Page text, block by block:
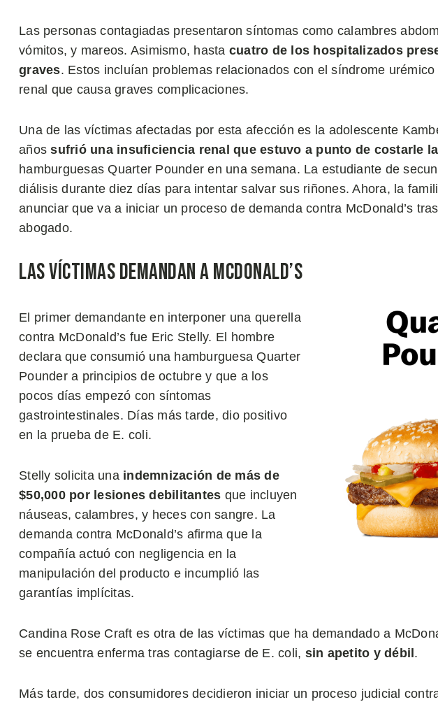
Las personas contagiadas presentaron síntomas como calambres
vómitos, y mareos. Asimismo, hasta cuatro de los hospitalizados
graves. Estos incluían problemas relacionados con el síndrome
renal que causa graves complicaciones.
Una de las víctimas afectadas por esta afección es la adolescente
añossufrió una insuficiencia renal que estuvo a punto de costarle
hamburguesas Quarter Pounder en una semana. La estudiante de
diálisis durante diez días para intentar salvar sus riñones. Ahora, la
anunciar que va a iniciar un proceso de demanda contra McDonald’s
abogado.
Las Víctimas Demandan a McDonald’s
El primer demandante en interponer una querella
contra McDonald’s fue Eric Stelly. El hombre
declara que consumió una hamburguesa Quarter
Pounder a principios de octubre y que a los
pocos días empezó con síntomas
gastrointestinales. Días más tarde, dio positivo
en la prueba de E. coli.
Stelly solicita una indemnización de más de
$50,000 por lesiones debilitantes que incluyen
náuseas, calambres, y heces con sangre. La
demanda contra McDonald’s afirma que la
compañía actuó con negligencia en la
manipulación del producto e incumplió las
garantías implícitas.
Candina Rose Craft es otra de las víctimas que ha demandado a
se encuentra enferma tras contagiarse de E. coli, sin apetito y débil .
Más tarde, dos consumidores decidieron iniciar un proceso judicial